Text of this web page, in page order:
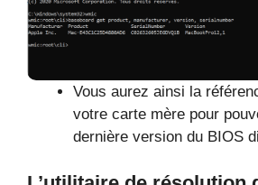
Vous aurez ainsi la
votre carte mère pour
dernière version du BIOS